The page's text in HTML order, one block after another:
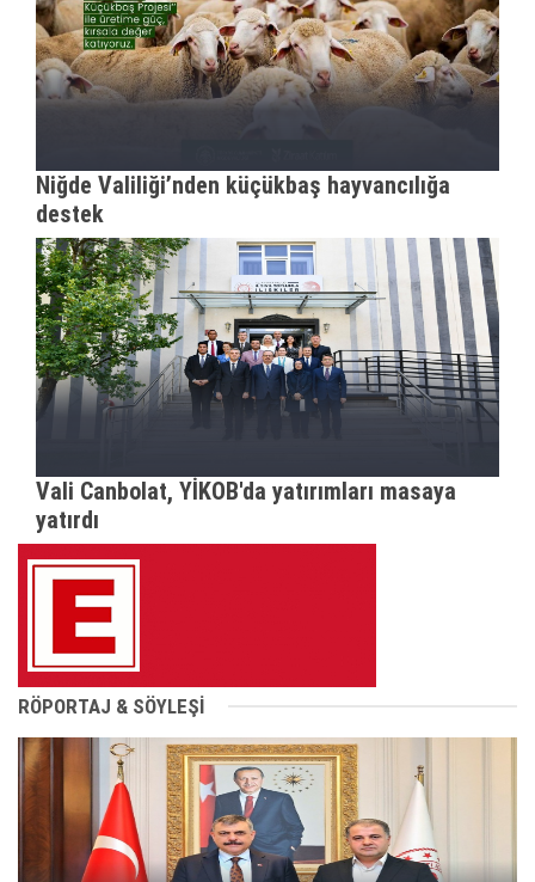
Niğde Valiliği’nden küçükbaş hayvancılığa
destek
Vali Canbolat, YİKOB'da yatırımları masaya
yatırdı
RÖPORTAJ & SÖYLEŞİ